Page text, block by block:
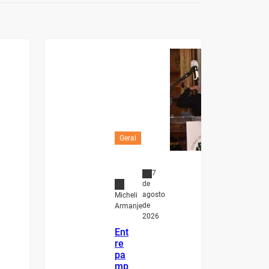
Geral
Micheli
Armanje
7
de
agosto
de
2026
Ent
re
pa
mp